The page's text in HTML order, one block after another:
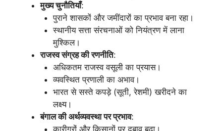
मुख्य चुनौतियाँ:
पुराने शासकों और जमींदारों का प्रभाव बना रहा।
स्थानीय सत्ता संरचनाओं को नियंत्रण में लाना
मुश्किल।
राजस्व संग्रह की रणनीति:
अधिकतम राजस्व वसूली का प्रयास।
व्यवस्थित प्रणाली का अभाव।
भारत से सस्ते कपड़े (सूती, रेशमी) खरीदने का
लक्ष्य।
बंगाल की अर्थव्यवस्था पर प्रभाव: